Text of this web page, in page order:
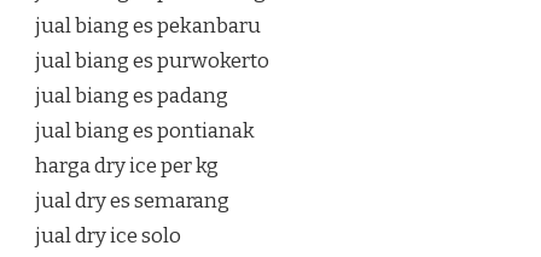
jual biang es pekanbaru
jual biang es purwokerto
jual biang es padang
jual biang es pontianak
harga dry ice per kg
jual dry es semarang
jual dry ice solo